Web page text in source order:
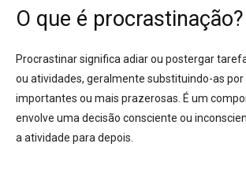
O que é procrastinação?
Procrastinar significaadiar ou postergar
ou atividades, geralmente substituindo-as
importantes ou mais prazerosas. É um
envolve uma decisão consciente ou
a atividade para depois.